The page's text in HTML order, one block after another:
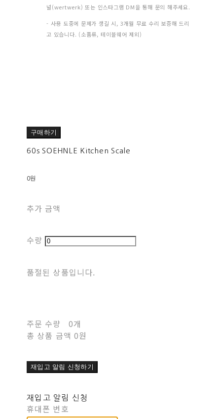
널(wertwerk) 또는 인스타그램 DM을 통해 문의 해주세요.
- 사용 도중에 문제가 생길 시, 3개월 무료 수리 보증해 드리
고 있습니다. (소품류, 테이블웨어 제외)
구매하기
60s SOEHNLE Kitchen Scale
0원
추가 금액
수량
품절된 상품입니다.
주문 수량
0개
총 상품 금액 0원
재입고 알림 신청하기
재입고 알림 신청
휴대폰 번호